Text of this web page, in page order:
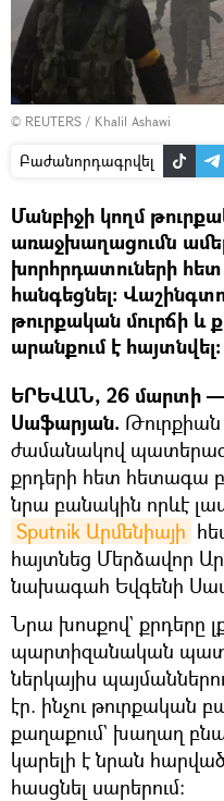
© REUTERS / Khalil Ashawi
Բաժանորդագրվել
Մանբիջի կողմ
առաջխաղացումն
խորհրդատուների
հանգեցնել։
թուրքական մուրճի և
արանքում է հայտնվել։
ԵՐԵՎԱՆ, 26 մարտի
Սաֆարյան. Թուրքիան
ժամանակով
քրդերի հետ հետագա
նրա բանակին որևէ
Sputnik Արմենիայի
հայտնեց Մերձավոր
նախագահ Եվգենի
Նրա խոսքով` քրդերը
պարտիզանական
ներկայիս
էր. ինչու թուրքական
քաղաքում` խաղաղ
կարելի է նրան
հասցնել սարերում։